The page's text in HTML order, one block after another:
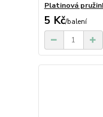
Platinová
5 Kč/balení